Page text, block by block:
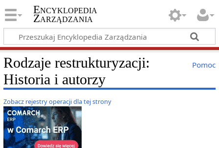
Encyklopedia
Zarządzania
Pomoc
Rodzaje restrukturyzacji:
Historia i autorzy
Zobacz rejestry operacji dla tej strony